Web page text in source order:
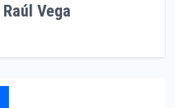
Raúl Vega